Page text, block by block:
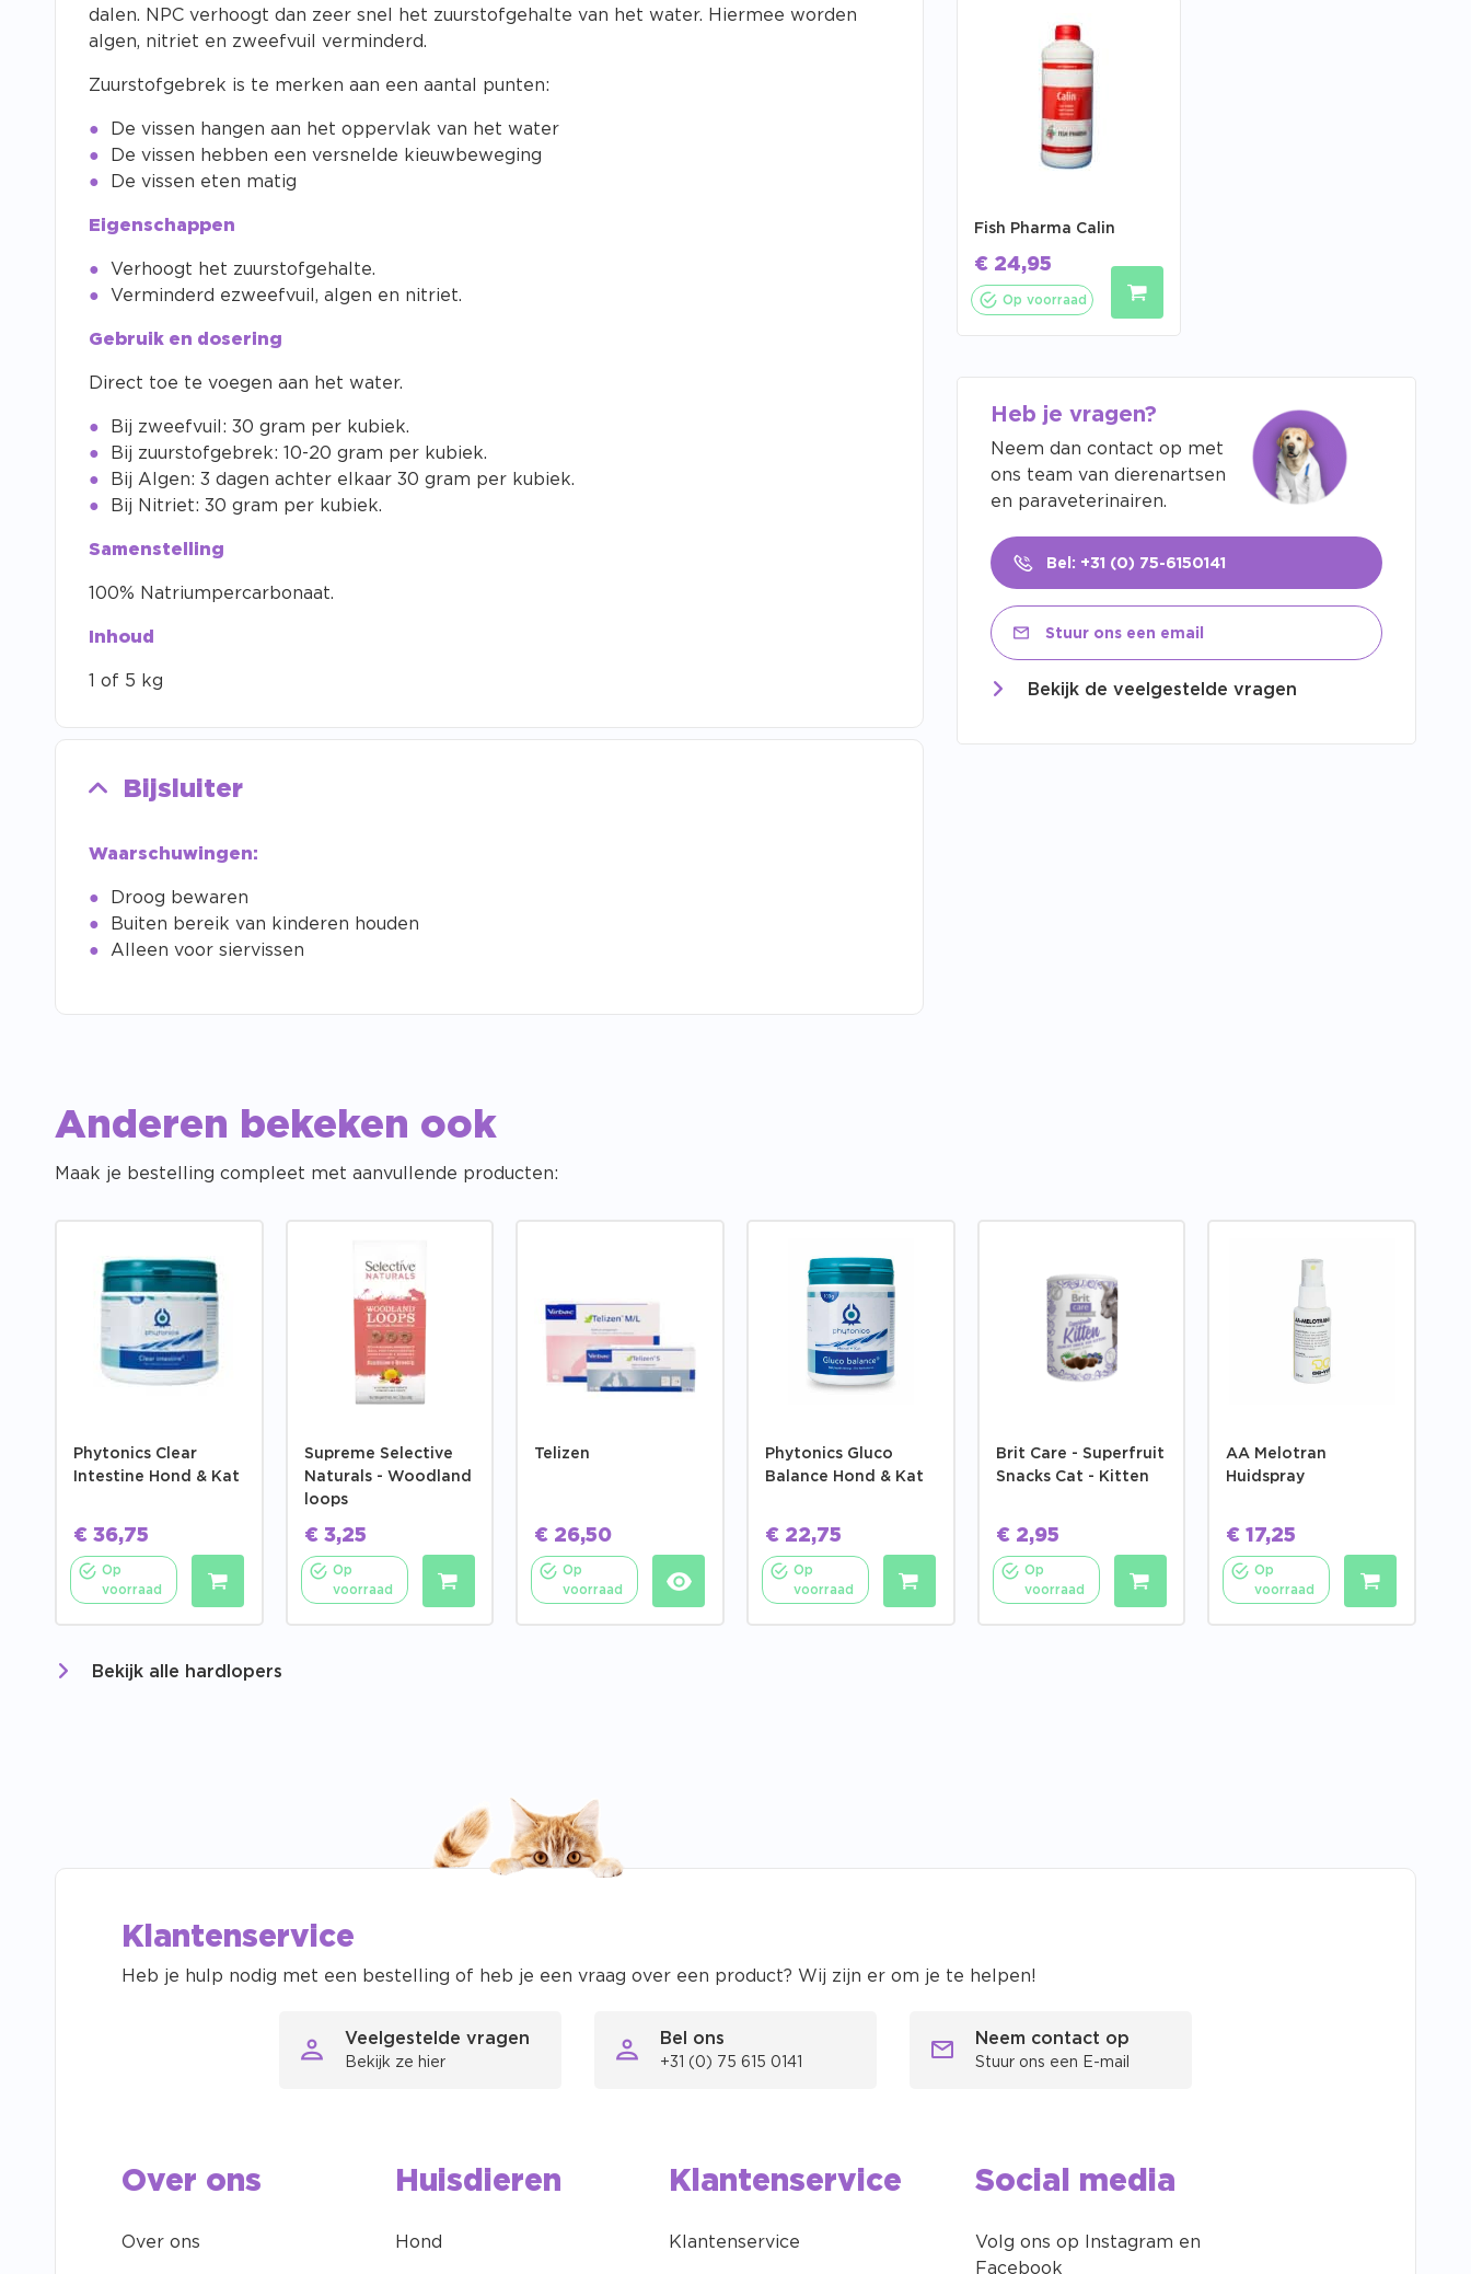
dalen. NPC verhoogt dan zeer snel het zuurstofgehalte van het water. Hiermee worden
algen, nitriet en zweefvuil verminderd.
Zuurstofgebrek is te merken aan een aantal punten:
De vissen hangen aan het oppervlak van het water
De vissen hebben een versnelde kieuwbeweging
De vissen eten matig
Eigenschappen
Verhoogt het zuurstofgehalte.
Verminderd ezweefvuil, algen en nitriet.
Gebruik en dosering
Direct toe te voegen aan het water.
Bij zweefvuil: 30 gram per kubiek.
Bij zuurstofgebrek: 10-20 gram per kubiek.
Bij Algen: 3 dagen achter elkaar 30 gram per kubiek.
Bij Nitriet: 30 gram per kubiek.
Samenstelling
100% Natriumpercarbonaat.
Inhoud
1 of 5 kg
Bijsluiter
Waarschuwingen:
Droog bewaren
Buiten bereik van kinderen houden
Alleen voor siervissen
Fish Pharma Calin
€ 24,95
Op voorraad
Heb je vragen?
Neem dan contact op met
ons team van dierenartsen
en paraveterinairen.
Bel: +31 (0) 75-6150141
Stuur ons een email
Bekijk de veelgestelde vragen
Anderen bekeken ook
Maak je bestelling compleet met aanvullende producten:
Phytonics Clear
Intestine Hond & Kat
€ 36,75
Op
voorraad
Supreme Selective
Naturals - Woodland
loops
€3,25
Op
voorraad
Telizen
€ 26,50
Op
voorraad
Phytonics Gluco
Balance Hond & Kat
€22,75
Op
voorraad
Brit Care - Superfruit
Snacks Cat - Kitten
€2,95
Op
voorraad
AA Melotran
Huidspray
€ 17,25
Op
voorraad
Bekijk alle hardlopers
Klantenservice
Heb je hulp nodig met een bestelling of heb je een vraag over een product? Wij zijn er om je te helpen!
Veelgestelde vragen
Bekijk ze hier
Bel ons
+31 (0) 75 615 0141
Neem contact op
Stuur ons een E-mail
Over ons
Over ons
Huisdieren
Hond
Klantenservice
Klantenservice
Social media
Volg ons op Instagram en
Facebook